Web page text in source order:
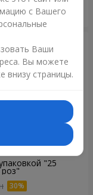
Заказать
"25
роз"
с Вашего
Ваши
Вы можете
внизу страницы.